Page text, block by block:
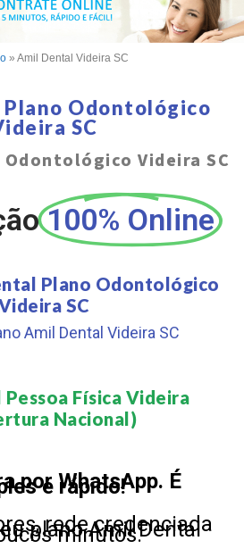
» Amil Dental Videira SC
Odontológico
SC
Videira SC
100% Online
Plano Odontológico
SC
Amil Dental Videira SC
Física Videira
Nacional)​
por WhatsApp. É
e rápido!
rede credenciada
plano Amil Dental
minutos.